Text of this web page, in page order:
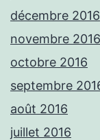
décembre 2016
novembre 2016
octobre 2016
septembre
août 2016
juillet 2016